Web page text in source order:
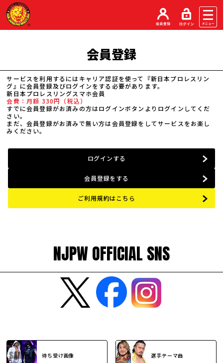
会員登録
サービスを利用するにはキャリア認証を使って『新日本プロレスリン
グ』に会員登録及びログインをする必要があります。
新日本プロレスリングスマホ会員
会費：月額 330円（税込）
すでに会員登録がお済みの方はログインボタンよりログインしてくだ
さい。
まだ、会員登録がお済みで無い方は会員登録をしてサービスをお楽し
みください。
ログインする
会員登録をする
ご利用規約はこちら
NJPW OFFICIAL SNS
待ち受け画像 選手テーマ曲